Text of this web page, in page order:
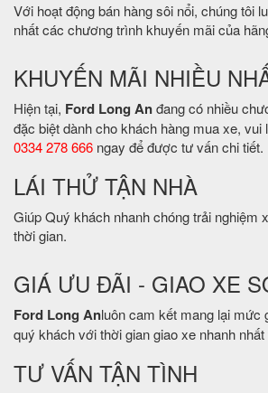
Với hoạt động bán hàng sôi nổi, chúng tôi
nhất các chương trình khuyến mãi của
KHUYẾN MÃI NHIỀU
Hiện tại, Ford Long Anđang có nhiều
đặc biệt dành cho khách hàng mua xe, vui
0334 278 666 ngay để được tư vấn chi tiết.
LÁI THỬ TẬN NHÀ
Giúp Quý khách nhanh chóng trải nghiệm
thời gian.
GIÁ ƯU ĐÃI - GIAO XE
Ford Long Anluôn cam kết mang lại mức
quý khách với thời gian giao xe nhanh nhất
TƯ VẤN TẬN TÌNH